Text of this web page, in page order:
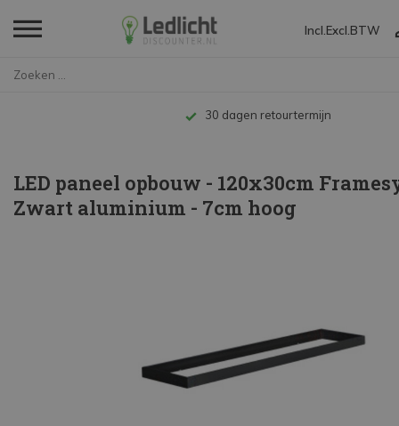
Incl. Excl. BTW
LED paneel opbouw - 120x30cm
Zwart aluminium - 7cm hoog